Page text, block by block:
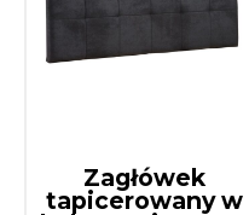
Zagłówek
tapicerowany w